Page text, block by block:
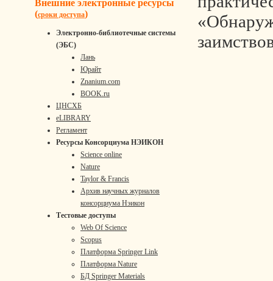
Внешние электронные ресурсы
(сроки доступа)
Электронно-библиотечные системы
(ЭБС)
Лань
Юрайт
Znanium.com
BOOK.ru
ЦНСХБ
eLIBRARY
Регламент
Ресурсы Консорциума НЭИКОН
Science online
Nature
Taylor & Francis
Архив научных журналов
консорциума Нэикон
Тестовые доступы
Web Of Science
Scopus
Платформа Springer Link
Платформа Nature
БД Springer Materials